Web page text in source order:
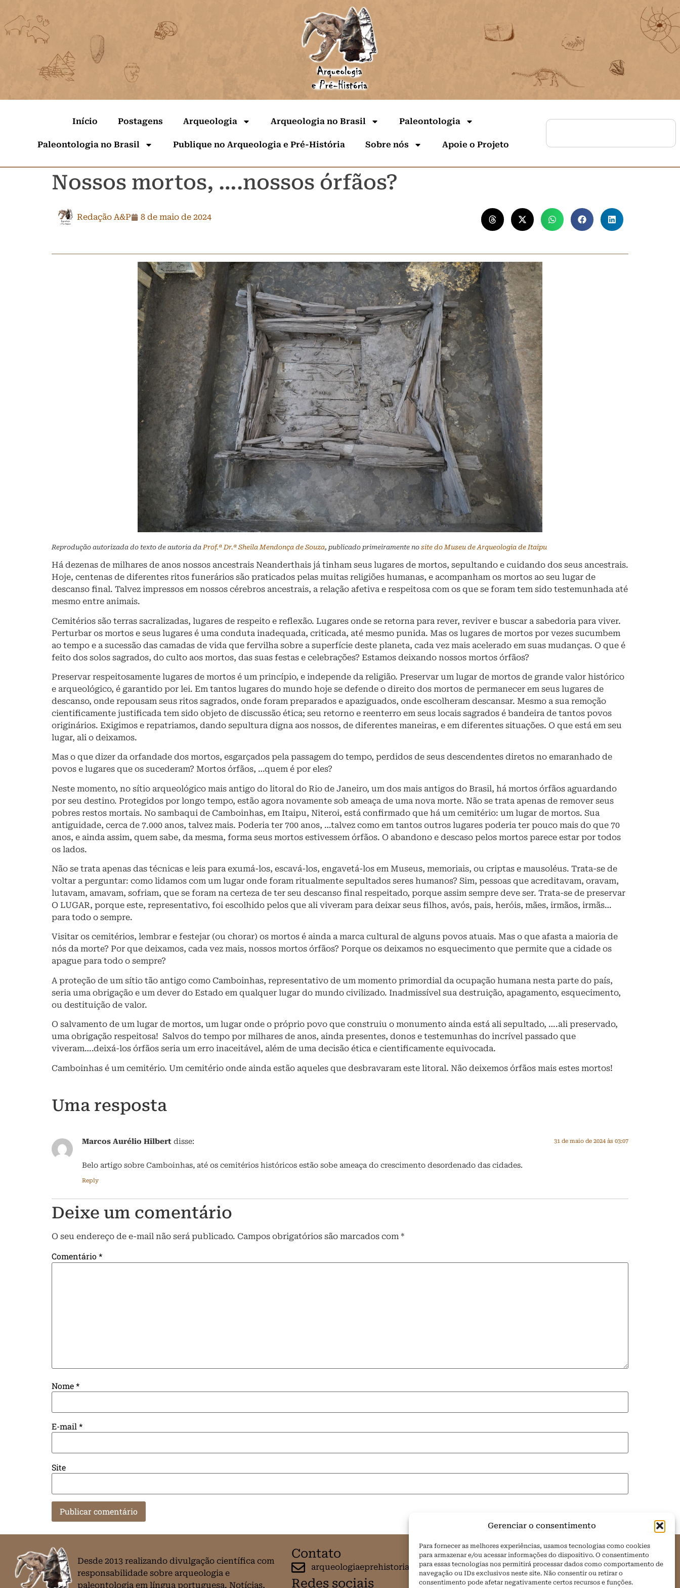
Gerenciar o consentimento
Para fornecer as melhores experiências, usamos tecnologias como cookies
para armazenar e/ou acessar informações do dispositivo. O consentimento
para essas tecnologias nos permitirá processar dados como comportamento de
navegação ou IDs exclusivos neste site. Não consentir ou retirar o
consentimento pode afetar negativamente certos recursos e funções.
Início Postagens Arqueologia Arqueologia no Brasil Paleontologia
Paleontologia no Brasil Publique no Arqueologia e Pré-História Sobre nós Apoie o Projeto
Nossos mortos, ….nossos órfãos?
Redação A&P 8 de maio de 2024
Reprodução autorizada do texto de autoria da Prof.ª Dr.ª Sheila Mendonça de Souza, publicado primeiramente no site do Museu de Arqueologia de Itaipu
Há dezenas de milhares de anos nossos ancestrais Neanderthais já tinham seus lugares de mortos, sepultando e cuidando dos seus ancestrais.
Hoje, centenas de diferentes ritos funerários são praticados pelas muitas religiões humanas, e acompanham os mortos ao seu lugar de
descanso final. Talvez impressos em nossos cérebros ancestrais, a relação afetiva e respeitosa com os que se foram tem sido testemunhada até
mesmo entre animais.
Cemitérios são terras sacralizadas, lugares de respeito e reflexão. Lugares onde se retorna para rever, reviver e buscar a sabedoria para viver.
Perturbar os mortos e seus lugares é uma conduta inadequada, criticada, até mesmo punida. Mas os lugares de mortos por vezes sucumbem
ao tempo e a sucessão das camadas de vida que fervilha sobre a superfície deste planeta, cada vez mais acelerado em suas mudanças. O que é
feito dos solos sagrados, do culto aos mortos, das suas festas e celebrações? Estamos deixando nossos mortos órfãos?
Preservar respeitosamente lugares de mortos é um princípio, e independe da religião. Preservar um lugar de mortos de grande valor histórico
e arqueológico, é garantido por lei. Em tantos lugares do mundo hoje se defende o direito dos mortos de permanecer em seus lugares de
descanso, onde repousam seus ritos sagrados, onde foram preparados e apaziguados, onde escolheram descansar. Mesmo a sua remoção
cientificamente justificada tem sido objeto de discussão ética; seu retorno e reenterro em seus locais sagrados é bandeira de tantos povos
originários. Exigimos e repatriamos, dando sepultura digna aos nossos, de diferentes maneiras, e em diferentes situações. O que está em seu
lugar, ali o deixamos.
Mas o que dizer da orfandade dos mortos, esgarçados pela passagem do tempo, perdidos de seus descendentes diretos no emaranhado de
povos e lugares que os sucederam? Mortos órfãos, …quem é por eles?
Neste momento, no sítio arqueológico mais antigo do litoral do Rio de Janeiro, um dos mais antigos do Brasil, há mortos órfãos aguardando
por seu destino. Protegidos por longo tempo, estão agora novamente sob ameaça de uma nova morte. Não se trata apenas de remover seus
pobres restos mortais. No sambaqui de Camboinhas, em Itaipu, Niteroi, está confirmado que há um cemitério: um lugar de mortos. Sua
antiguidade, cerca de 7.000 anos, talvez mais. Poderia ter 700 anos, …talvez como em tantos outros lugares poderia ter pouco mais do que 70
anos, e ainda assim, quem sabe, da mesma, forma seus mortos estivessem órfãos. O abandono e descaso pelos mortos parece estar por todos
os lados.
Não se trata apenas das técnicas e leis para exumá-los, escavá-los, engavetá-los em Museus, memoriais, ou criptas e mausoléus. Trata-se de
voltar a perguntar: como lidamos com um lugar onde foram ritualmente sepultados seres humanos? Sim, pessoas que acreditavam, oravam,
lutavam, amavam, sofriam, que se foram na certeza de ter seu descanso final respeitado, porque assim sempre deve ser. Trata-se de preservar
O LUGAR, porque este, representativo, foi escolhido pelos que ali viveram para deixar seus filhos, avós, pais, heróis, mães, irmãos, irmãs…
para todo o sempre.
Visitar os cemitérios, lembrar e festejar (ou chorar) os mortos é ainda a marca cultural de alguns povos atuais. Mas o que afasta a maioria de
nós da morte? Por que deixamos, cada vez mais, nossos mortos órfãos? Porque os deixamos no esquecimento que permite que a cidade os
apague para todo o sempre?
A proteção de um sítio tão antigo como Camboinhas, representativo de um momento primordial da ocupação humana nesta parte do país,
seria uma obrigação e um dever do Estado em qualquer lugar do mundo civilizado. Inadmissível sua destruição, apagamento, esquecimento,
ou destituição de valor.
O salvamento de um lugar de mortos, um lugar onde o próprio povo que construiu o monumento ainda está ali sepultado, ….ali preservado,
uma obrigação respeitosa! Salvos do tempo por milhares de anos, ainda presentes, donos e testemunhas do incrível passado que
viveram….deixá-los órfãos seria um erro inaceitável, além de uma decisão ética e cientificamente equivocada.
Camboinhas é um cemitério. Um cemitério onde ainda estão aqueles que desbravaram este litoral. Não deixemos órfãos mais estes mortos!
Uma resposta
Marcos Aurélio Hilbert disse: 31 de maio de 2024 às 03:07
Belo artigo sobre Camboinhas, até os cemitérios históricos estão sobe ameaça do crescimento desordenado das cidades.
Reply
Deixe um comentário
O seu endereço de e-mail não será publicado. Campos obrigatórios são marcados com *
Comentário*
Nome*
E-mail*
Site
Desde 2013 realizando divulgação científica com
responsabilidade sobre arqueologia e
paleontologia em língua portuguesa. Notícias,
Contato
arqueologiaeprehistoria@gmail.com
Redes sociais